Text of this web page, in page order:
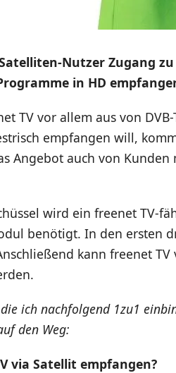
Nutzer Zugang
in HD
TV vor allem aus von
empfangen will,
Angebot auch von Kunden
wird ein freenet TV-
benötigt. In den ersten
kann freenet
ich nachfolgend 1zu1
den Weg:
via Satellit empfangen?